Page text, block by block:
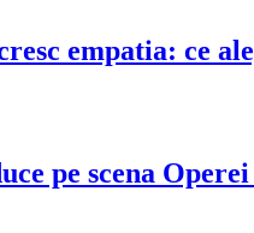
empatia: ce
pe scena